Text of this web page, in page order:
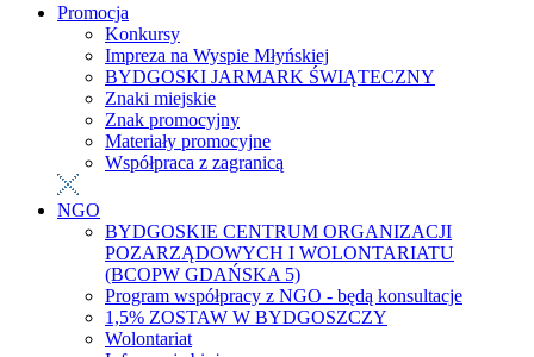
Promocja
Konkursy
Impreza na Wyspie Młyńskiej
BYDGOSKI JARMARK ŚWIĄTECZNY
Znaki miejskie
Znak promocyjny
Materiały promocyjne
Współpraca z zagranicą
NGO
BYDGOSKIE CENTRUM ORGANIZACJI
POZARZĄDOWYCH I WOLONTARIATU
(BCOPW GDAŃSKA 5)
Program współpracy z NGO - będą konsultacje
1,5% ZOSTAW W BYDGOSZCZY
Wolontariat